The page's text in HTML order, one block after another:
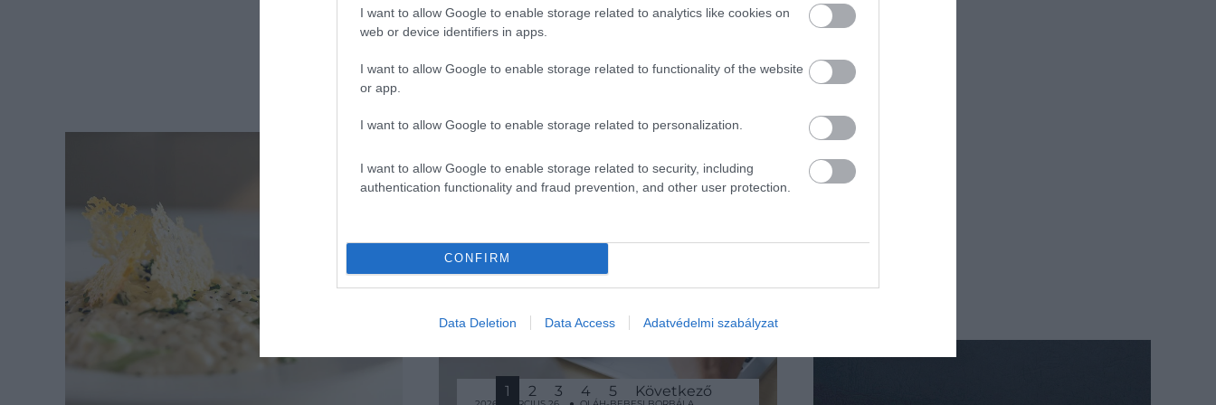
I want to allow Google to enable storage related to analytics like cookies on
web or device identifiers in apps.
I want to allow Google to enable storage related to functionality of the website
or app.
I want to allow Google to enable storage related to personalization.
I want to allow Google to enable storage related to security, including
authentication functionality and fraud prevention, and other user protection.
CONFIRM
Data Deletion Data Access Adatvédelmi szabályzat
1 2 3 4 5 Következő